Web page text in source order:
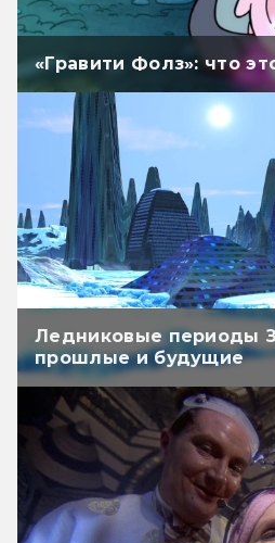
«Гравити Фолз»: что
Ледниковые периоды
прошлые и будущие